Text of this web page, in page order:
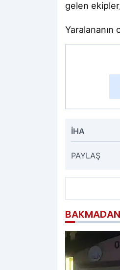
gelen
Yaralananın
İHA
PAYLAŞ